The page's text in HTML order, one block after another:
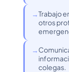
Trabajo
otros
colegas.